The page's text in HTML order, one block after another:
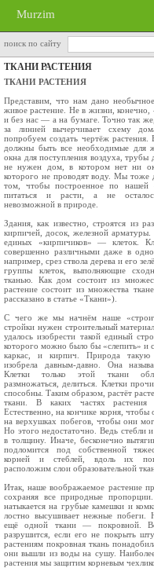
Murzim
поиск по сайту
ТКАНИ РАСТЕНИЯ
ТКАНИ РАСТЕНИЯ
Представим, что нам дано
живое растение. Не в жизни,
и без нас — а на бумаге. Точно так
за линией вычерчивает схему
попробуем создать чертёж
должны быть все необходимые для
окна для поступления воздуха,
не нужен дом, в котором нет ни
которого не проводят воду. Мы тоже
том, чтобы построенное по нашей
питаться и расти, а не
невозможной в природе.
Здания, как известно, строятся из
кирпичей, досок, железной
единых «кирпичи­ков» — клеток.
совершен­но различными даже в
например, срез ствола дерева и его
группы клеток, выполняющие
тканью. Как дом состоит из
растение состоит из множества
рассказано в статье «Ткани»).
С чего же мы начнём наше
стройки нужен строительный
удалось изобрести такой единый
которого можно было бы «слепить» и
каркас, и кирпич. Природа такую
изобрела давным-давно. Она
Клетки только этой ткани
размножать­ся, делиться. Клетки
способны. Таким образом, растёт
ткани. В каких частях
Естественно, на кон­чике корня, чтобы
на верхушках побегов, чтобы они
Но этого недостаточно. Ведь стебли
в толщину. Иначе, бесконечно
под­ломится под собственной
корней и стеблей, вдоль их
расположим слои образовательной
Итак, наше воображаемое растение
сохраняя все природные
натыкается на грубые камешки и
лостно высушивает нежные побеги.
ещё одной ткани — покровной.
разрушится, если его не по­крыть
растениям покровная ткань
они вышли из воды на сушу.
растения мы защитим корневым